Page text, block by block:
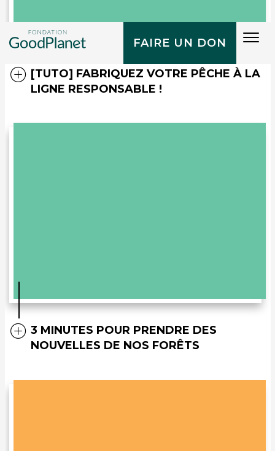
FAIRE UN DON
[TUTO] FABRIQUEZ VOTRE PÊCHE À LA
LIGNE RESPONSABLE !
3 MINUTES POUR PRENDRE DES
NOUVELLES DE NOS FORÊTS